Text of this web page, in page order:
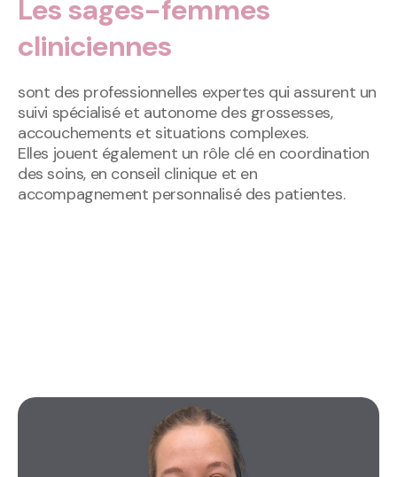
Les sages-femmes
cliniciennes
sont des professionnelles expertes qui assurent un
suivi spécialisé et autonome des grossesses,
accouchements et situations complexes.
Elles jouent également un rôle clé en coordination
des soins, en conseil clinique et en
accompagnement personnalisé des patientes.